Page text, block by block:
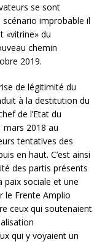
se sont
scénario improbable il
«vitrine» du
chemin
2019.
de légitimité du
à la destitution du
de l’Etat du
mars 2018 au
tentatives des
en haut. C’est ainsi
des partis présents
paix sociale et une
le Frente Amplio
ceux qui soutenaient
qui y voyaient un